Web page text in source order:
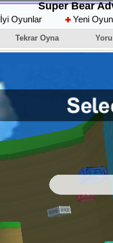
Super Bear
İyi Oyunlar Yeni
Tekrar Oyna